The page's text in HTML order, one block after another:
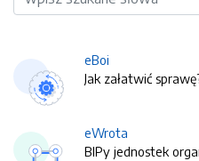
eBoi
Jak załatwić
eWrota
BIPy jednostek